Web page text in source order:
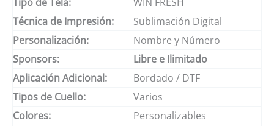
Técnica de Impresión:
Sublimación Digital
Personalización:
Nombre y Número
Sponsors:
Libre e Ilimitado
Aplicación Adicional:
Bordado / DTF
Tipos de Cuello:
Varios
Colores:
Personalizables